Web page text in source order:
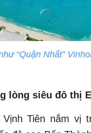
“Quận Nhất”
lòng siêu đô thị
Vịnh Tiên nắm vị